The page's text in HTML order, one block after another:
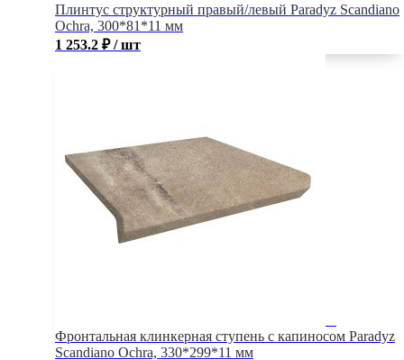
Плинтус структурный правый/левый Paradyz Scandiano
Ochra, 300*81*11 мм
1 253.2 ₽ / шт
Фронтальная клинкерная ступень с капиносом Paradyz
Scandiano Ochra, 330*299*11 мм